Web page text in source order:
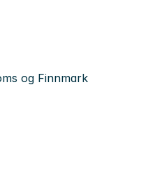
og Finnmark